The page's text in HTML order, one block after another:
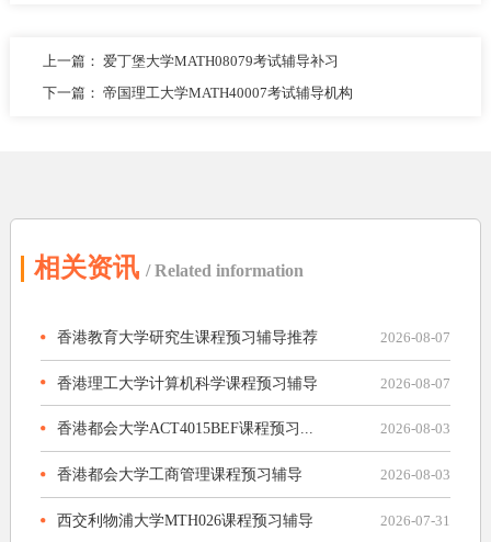
上一篇： 爱丁堡大学MATH08079考试辅导补习
下一篇： 帝国理工大学MATH40007考试辅导机构
相关资讯 / Related information
香港教育大学研究生课程预习辅导推荐 2026-08-07
香港理工大学计算机科学课程预习辅导 2026-08-07
香港都会大学ACT4015BEF课程预习... 2026-08-03
香港都会大学工商管理课程预习辅导 2026-08-03
西交利物浦大学MTH026课程预习辅导 2026-07-31